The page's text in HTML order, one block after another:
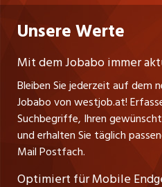
Praktika
Lehrstellen
Führungspositionen
Management / Kader-Jobs
Impressum
jobzüri.ch
jobmittelland.ch
jobbern.ch
jobbasel.ch
zentraljob.ch
Gutenbergstrasse 1
A-6858 Schwarzach
Stefan Spötl
Tel. +43 664 39 47 47 7
Leiter westjob.at
Andrea Graf
Tel. +43 664 20 30 02 1
Verkauf und Beratung
Unsere Werte
Mit dem Jobabo immer
Bleiben Sie jederzeit auf dem
Jobabo von westjob.at!
Suchbegriffe, Ihren
und erhalten Sie täglich
Mail Postfach.
Optimiert für Mobile